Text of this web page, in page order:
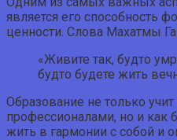
является его способность
ценности. Слова Махатмы
«Живите так, будто
будто будете жить
Образование не только
профессионалами, но и
жить в гармонии с собой и